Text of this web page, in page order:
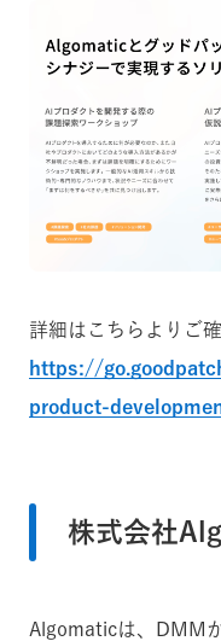
詳細はこちらよりご
https://
product-
株式会社
Algomaticは、DMM